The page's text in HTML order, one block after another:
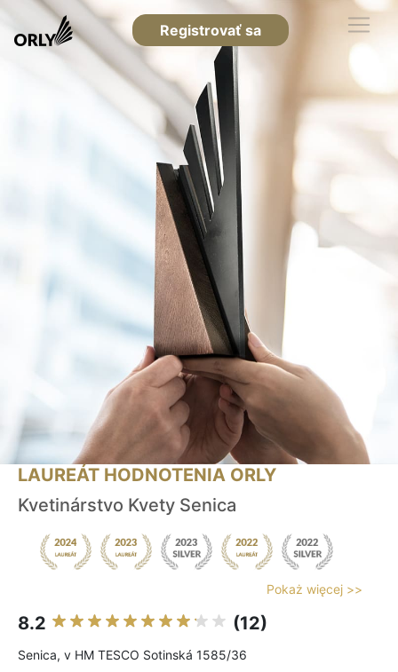
Registrovať sa
LAUREÁT HODNOTENIA ORLY
Kvetinárstvo Kvety Senica
Pokaż więcej >>
8.2 (12)
Senica, v HM TESCO Sotinská 1585/36